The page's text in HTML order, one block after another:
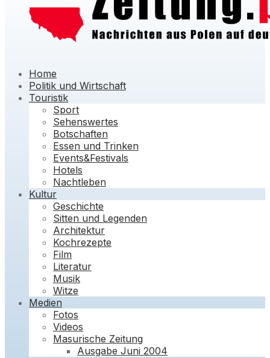
Home
Politik und Wirtschaft
Touristik
Sport
Sehenswertes
Botschaften
Essen und Trinken
Events&Festivals
Hotels
Nachtleben
Kultur
Geschichte
Sitten und Legenden
Architektur
Kochrezepte
Film
Literatur
Musik
Witze
Medien
Fotos
Videos
Masurische Zeitung
Ausgabe Juni 2004